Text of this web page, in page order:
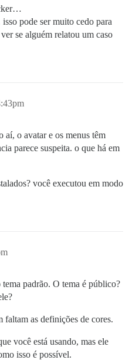
pode ser muito cedo para
se alguém relatou um caso
aí, o avatar e os menus têm
parece suspeita. o que há em
você executou em modo
tema padrão. O tema é público?
as definições de cores.
você está usando, mas ele
isso é possível.